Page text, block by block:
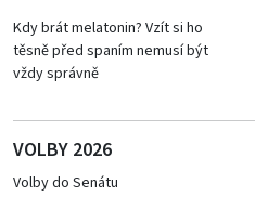
Kdy brát melatonin? Vzít si ho
těsně před spaním nemusí být
vždy správně
VOLBY 2026
Volby do Senátu